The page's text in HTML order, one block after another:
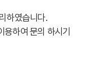
하였습니다.
하여 문의 하시기